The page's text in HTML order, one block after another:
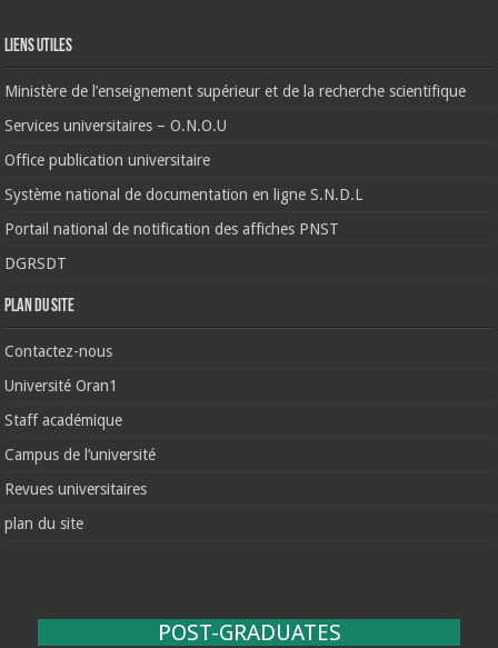
Liens Utiles
Ministère de l’enseignement supérieur et de la recherche scientifique
Services universitaires – O.N.O.U
Office publication universitaire
Système national de documentation en ligne S.N.D.L
Portail national de notification des affiches PNST
DGRSDT
Plan du site
Contactez-nous
Université Oran1
Staff académique
Campus de l’université
Revues universitaires
plan du site
POST-GRADUATES